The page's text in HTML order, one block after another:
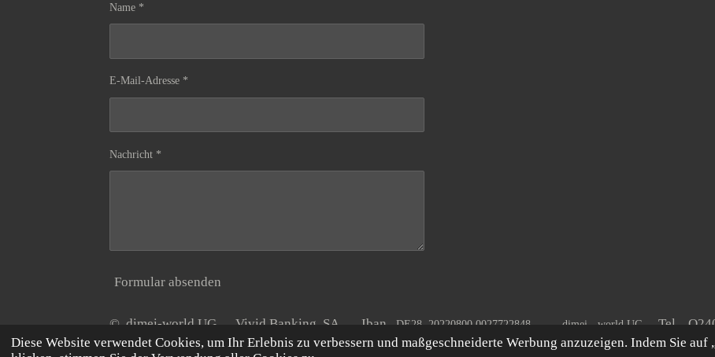
Diese Website verwendet Cookies, um Ihr Erlebnis zu verbessern und maßgeschneiderte Werbung anzuzeigen. Indem Sie auf
Name *
E-Mail-Adresse *
Nachricht *
Formular absenden
© dimei-world UG Vivid Banking SA Iban DE28 20220800 0027722848 dimei - world UG Tel.